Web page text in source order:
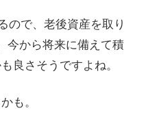
ので、老後資産を取り
今から将来に備えて積
良さそうですよね。
も。